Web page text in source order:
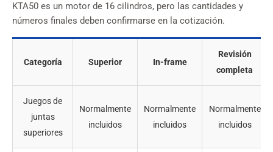
KTA50 es un motor de 16 cilindros, pero las cantidades y
números finales deben confirmarse en la cotización.
Categoría Superior In-frame
Revisión
completa
Juegos de
juntas
superiores
Normalmente
incluidos
Normalmente
incluidos
Normalmente
incluidos